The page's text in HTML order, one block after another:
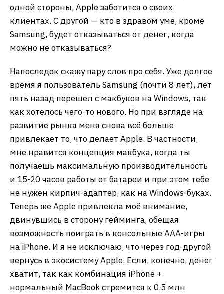
одной стороны, Apple заботится о своих
клиентах. С другой — кто в здравом уме, кроме
Samsung, будет отказываться от денег, когда
можно не отказываться?
Напоследок скажу пару слов про себя. Уже долгое
время я пользователь Samsung (почти 8 лет), лет
пять назад перешел с макбуков на Windows, так
как хотелось чего-то нового. Но при взгляде на
развитие рынка меня снова всё больше
привлекает то, что делает Apple. В частности,
мне нравится концепция макбука, когда ты
получаешь максимальную производительность
и 15-20 часов работы от батареи и при этом тебе
не нужен кирпич-адаптер, как на Windows-буках.
Теперь же Apple привлекла моё внимание,
двинувшись в сторону гейминга, обещая
возможность поиграть в консольные ААА-игры
на iPhone. И я не исключаю, что через год-другой
вернусь в экосистему Apple. Если, конечно, денег
хватит, так как комбинация iPhone +
нормальный MacBook стремится к 0.5 млн